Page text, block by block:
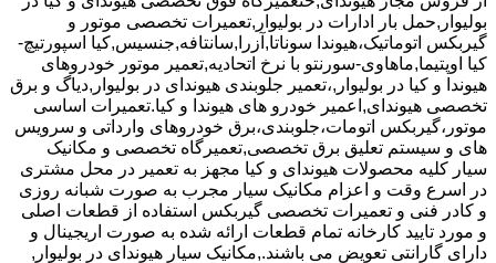
بولیوار,حمل بار ادارات در بولیوار,تعمیرات تخصصی موتور و
گیربکس اتوماتیک،هیوندا سوناتا,آزرا,سانتافه,جنسیس,کیا اسپورتیچ-
کیا اوپتیما‌,ماهاوی-سورنتو با نرخ اتحادیه,تعمیر موتور خودروهای
هیوندا و کیا در بولیوار,،تعمیر جلوبندی هیوندای در بولیوار,دیاگ و برق
تخصصی هیوندای,اعمیر خودرو های هیوندا و کیا.تعمیرات اساسی
موتور،گیربکس اتومات،جلوبندی،برق خودروهای وارداتی و سرویس
های و سیستم تعلیق برق تخصصی,تعمیرگاه تخصصی و مکانیک
سیار کلیه محصولات هیوندای و کیا مجهز به تعمیر در محل مشتری
در اسرع وقت و اعزام مکانیک سیار مجرب به صورت شبانه روزی
و کادر فنی و تعمیرات تخصصی گیربکس استفاده از قطعات اصلی
و مورد تایید کارخانه تمام قطعات ارائه شده به صورت اریجینال و
دارای گارانتی تعویض می باشند.,مکانیک سیار هیوندای در بولیوار,